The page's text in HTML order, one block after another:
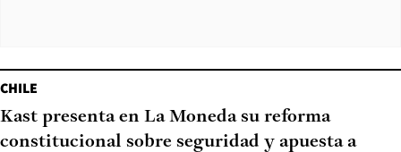
CHILE
Kast presenta en La Moneda su reforma
constitucional sobre seguridad y apuesta a